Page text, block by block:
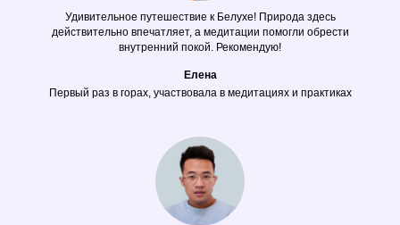
Удивительное путешествие к Белухе! Природа здесь
действительно впечатляет, а медитации помогли обрести
внутренний покой. Рекомендую!
Елена
Первый раз в горах, участвовала в медитациях и практиках